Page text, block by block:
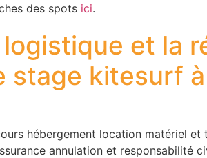
des spots ici.
et la
stage kitesurf
hébergement location matériel
annulation et responsabilité